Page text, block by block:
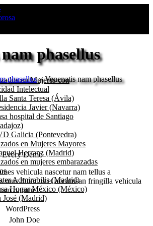
en Mujeres con
Intelectual
Santa Teresa (Ávila)
Javier (Navarra)
hospital de Santiago
Galicia (Pontevedra)
en Mujeres Mayores
Herranz (Madrid)
en mujeres embarazadas
Admirabilis (Madrid)
Hogar México (México)
José (Madrid)
phasellus
phasellus»Venenatis nam phasellus
Every Demo
vehicula nascetur nam tellus a
mus rhoncus et accumsan fringilla vehicula
rutrum.
WordPress
John Doe